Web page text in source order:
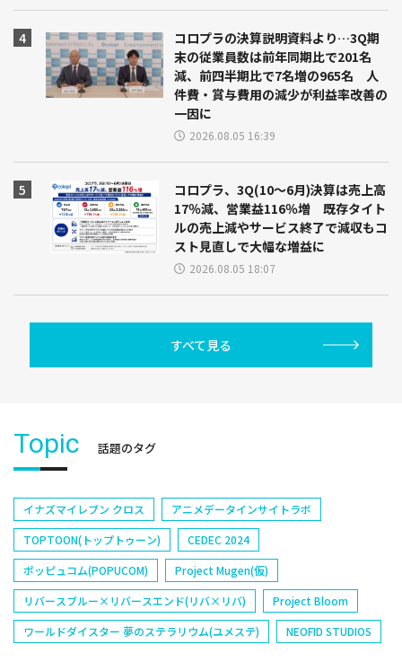
コロプラの決算説明資料より…3Q期
末の従業員数は前年同期比で201名
減、前四半期比で7名増の965名 人
件費・賞与費用の減少が利益率改善の
一因に
2026.08.05 16:39
コロプラ、3Q(10～6月)決算は売上高
17％減、営業益116％増 既存タイト
ルの売上減やサービス終了で減収もコ
スト見直しで大幅な増益に
2026.08.05 18:07
すべて見る
Topic 話題のタグ
イナズマイレブン クロス
アニメデータインサイトラボ
TOPTOON(トップトゥーン)
CEDEC 2024
ポッピュコム(POPUCOM)
Project Mugen(仮)
リバースブルー×リバースエンド(リバ×リバ)
Project Bloom
ワールドダイスター 夢のステラリウム(ユメステ)
NEOFID STUDIOS